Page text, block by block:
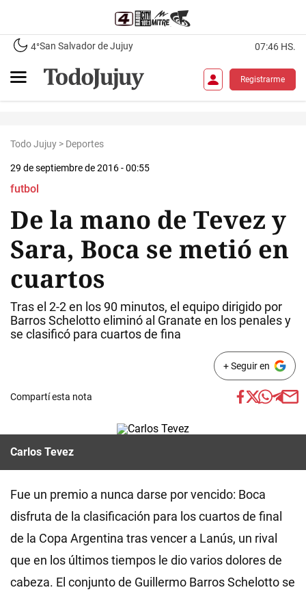
4°San Salvador de Jujuy 07:46 HS.
Registrarme
Todo Jujuy > Deportes
29 de septiembre de 2016 - 00:55
futbol
De la mano de Tevez y
Sara, Boca se metió en
cuartos
Tras el 2-2 en los 90 minutos, el equipo dirigido por
Barros Schelotto eliminó al Granate en los penales y
se clasificó para cuartos de fina
+ Seguir en
Compartí esta nota
Carlos Tevez
Fue un premio a nunca darse por vencido: Boca
disfruta de la clasificación para los cuartos de final
de la Copa Argentina tras vencer a Lanús, un rival
que en los últimos tiempos le dio varios dolores de
cabeza. El conjunto de Guillermo Barros Schelotto se